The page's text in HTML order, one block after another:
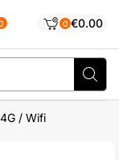
0 €0.00
/ Wifi